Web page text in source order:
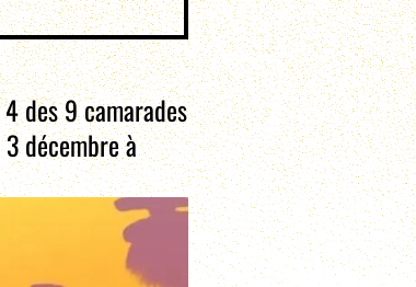
des 9 camarades
décembre à